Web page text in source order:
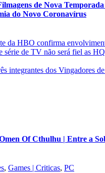
de Nova
do Novo Coronavírus
da HBO confirma
série de TV não será fiel as
integrantes dos Vingadores
Of Cthulhu | Entre a
, Games | Criticas, PC